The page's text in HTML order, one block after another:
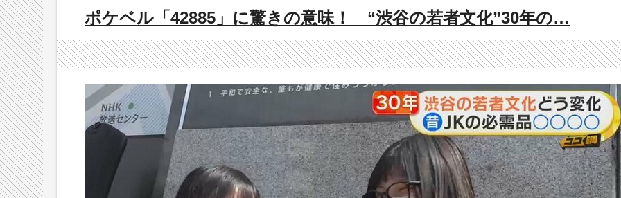
ポケベル「42885」に驚きの意味！ “渋谷の若者文化”30年の…